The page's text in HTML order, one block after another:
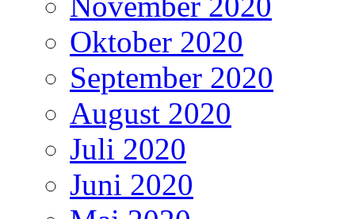
Oktober 2020
September 2020
August 2020
Juli 2020
Juni 2020